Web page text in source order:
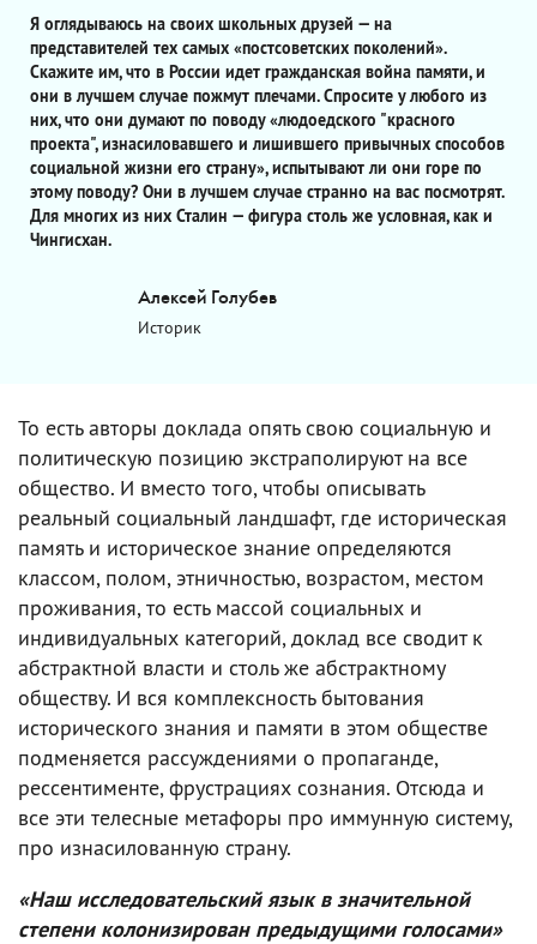
Я оглядываюсь на своих школьных друзей — на
представителей тех самых «постсоветских поколений».
Скажите им, что в России идет гражданская война памяти, и
они в лучшем случае пожмут плечами. Спросите у любого из
них, что они думают по поводу «людоедского "красного
проекта", изнасиловавшего и лишившего привычных способов
социальной жизни его страну», испытывают ли они горе по
этому поводу? Они в лучшем случае странно на вас посмотрят.
Для многих из них Сталин — фигура столь же условная, как и
Чингисхан.
Алексей Голубев
Историк
То есть авторы доклада опять свою социальную и
политическую позицию экстраполируют на все
общество. И вместо того, чтобы описывать
реальный социальный ландшафт, где историческая
память и историческое знание определяются
классом, полом, этничностью, возрастом, местом
проживания, то есть массой социальных и
индивидуальных категорий, доклад все сводит к
абстрактной власти и столь же абстрактному
обществу. И вся комплексность бытования
исторического знания и памяти в этом обществе
подменяется рассуждениями о пропаганде,
рессентименте, фрустрациях сознания. Отсюда и
все эти телесные метафоры про иммунную систему,
про изнасилованную страну.
«Наш исследовательский язык в значительной
степени колонизирован предыдущими голосами»